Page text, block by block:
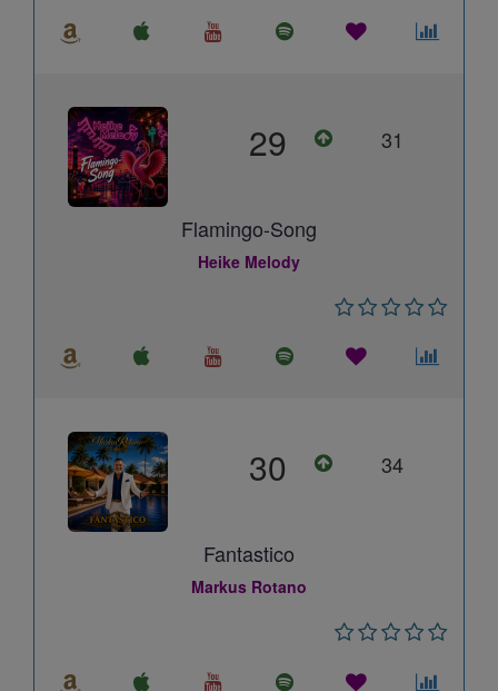
29 31
Flamingo-Song
Heike Melody
30 34
Fantastico
Markus Rotano